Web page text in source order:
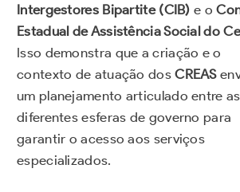
Intergestores Bipartite (CIB) e o
Estadual de Assistência Social do
Isso demonstra que a criação e o
contexto de atuação dosCREAS
um planejamento articulado entre as
diferentes esferas de governo para
garantir o acesso aos serviços
especializados.